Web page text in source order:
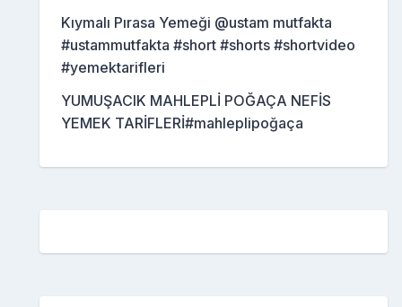
Kıymalı Pırasa Yemeği @ustam mutfakta
#ustammutfakta #short #shorts #shortvideo
#yemektarifleri
YUMUŞACIK MAHLEPLİ POĞAÇA NEFİS
YEMEK TARİFLERİ#mahleplipoğaça